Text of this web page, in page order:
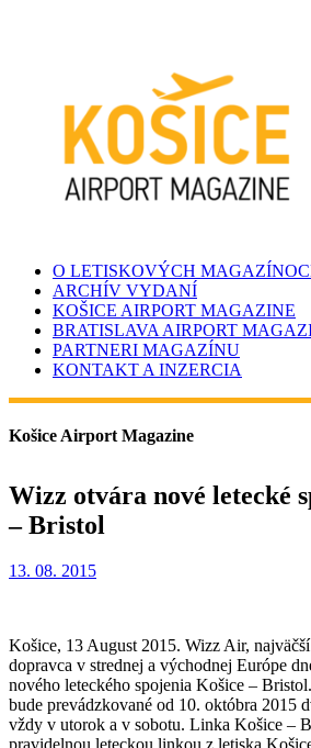
O LETISKOVÝCH
ARCHÍV VYDANÍ
KOŠICE AIRPORT MAGAZINE
BRATISLAVA AIRPORT
PARTNERI MAGAZÍNU
KONTAKT A INZERCIA
Košice Airport Magazine
Wizz otvára nové letecké
– Bristol
13. 08. 2015
Košice, 13 August 2015. Wizz Air,
dopravca v strednej a východnej Európe
nového leteckého spojenia Košice –
bude prevádzkované od 10. októbra 2015
vždy v utorok a v sobotu. Linka Košice –